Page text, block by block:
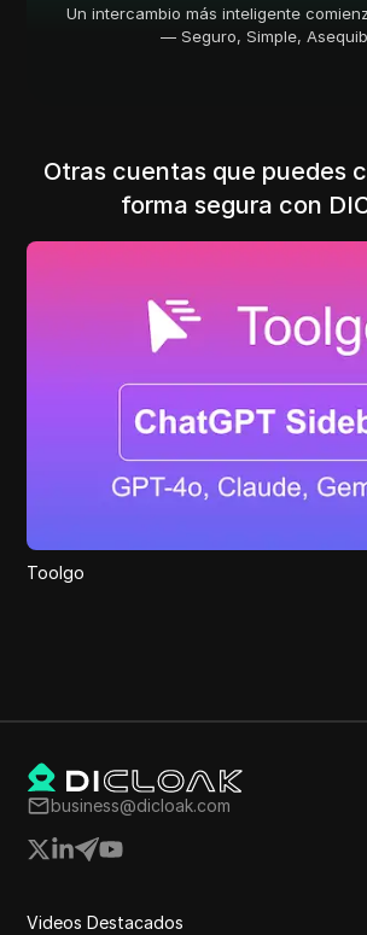
Un intercambio más inteligente
— Seguro, Simple,
Otras cuentas que puedes
forma segura con
Toolgo
business@dicloak.com
Videos Destacados